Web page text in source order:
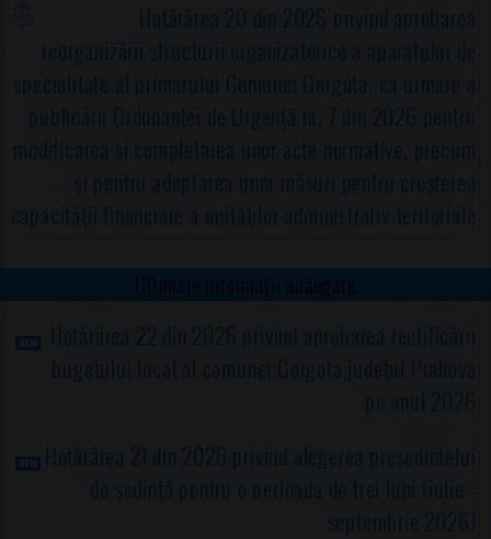
Hotărârea 20 din 2026 privind aprobarea
reorganizării structurii organizatorice a aparatului de
specialitate al primarului Comunei Gorgota, ca urmare a
publicării Ordonanţei de Urgență nr. 7 din 2026 pentru
modificarea şi completarea unor acte normative, precum
şi pentru adoptarea unor măsuri pentru creşterea
capacităţii financiare a unităţilor administrativ-teritoriale
Ultimele informații adăugate
Hotărârea 22 din 2026 privind aprobarea rectificării
bugetului local al comunei Gorgota,judeţul Prahova
pe anul 2026
Hotărârea 21 din 2026 privind alegerea preşedintelui
de şedinţă pentru o perioada de trei luni (iulie -
septembrie 2026)